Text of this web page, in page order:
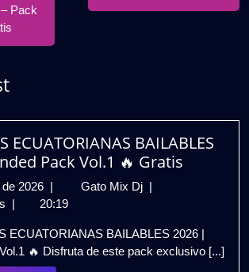
Pack
ECUATORIANAS BAILABLES
Pack Vol.1 🔥 Gratis
2026 13
de
de
2026
| Gato Mix Dj ORQUESTAS
2026
|
|
| 20:19
ECUATORIANAS BAILABLES 2026 |
🔥 Disfruta de este pack exclusivo [...]